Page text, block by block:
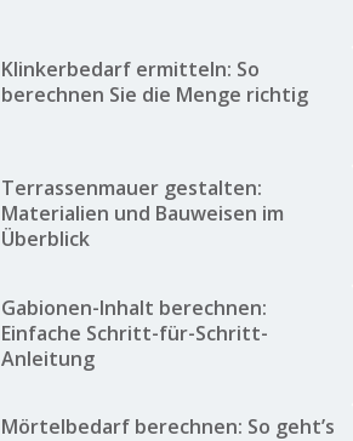
Klinkerbedarf ermitteln: So
berechnen Sie die Menge richtig
Terrassenmauer gestalten:
Materialien und Bauweisen im
Überblick
Gabionen-Inhalt berechnen:
Einfache Schritt-für-Schritt-
Anleitung
Mörtelbedarf berechnen: So geht’s